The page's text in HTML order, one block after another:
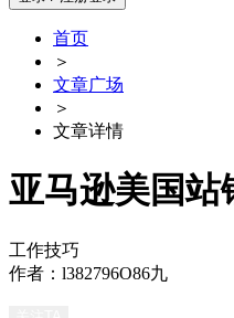
首页
＞
文章广场
＞
文章详情
亚马逊美国站
工作技巧
作者：l382796O86九